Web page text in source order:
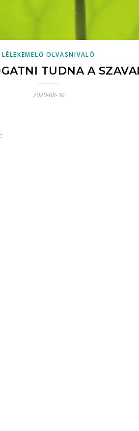
LÉLEKEMELŐ OLVASNIVALÓ
TUDNA A
2020-08-30